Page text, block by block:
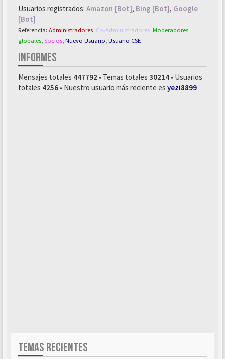
Usuarios registrados: Amazon [Bot], Bing [Bot], Google
[Bot]
Referencia: Administradores Co-Administradores Moderadores
globales Socios Nuevo Usuario Usuario CSE
INFORMES
Mensajes totales 447792 • Temas totales 30214 • Usuarios
totales 4256 • Nuestro usuario más reciente es yezi8899
TEMAS RECIENTES